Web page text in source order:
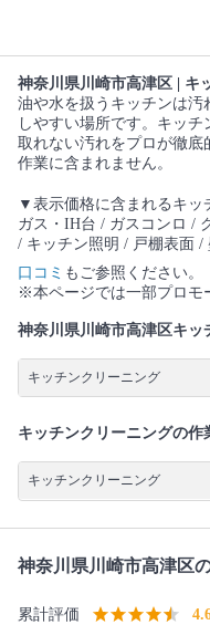
神奈川県川崎市高津区 | キ
油や水を扱うキッチンは汚
しやすい場所です。キッ
取れない汚れをプロが徹
作業に含まれません。
▼表示価格に含まれるキッ
ガス・IH台 / ガスコンロ /
/ キッチン照明 / 戸棚表面
口コミ もご参照ください。
※本ページでは一部プロモ
神奈川県川崎市高津区キ
キッチンクリーニング
キッチンクリーニングの作
キッチンクリーニング
神奈川県川崎市高津区
累計評価